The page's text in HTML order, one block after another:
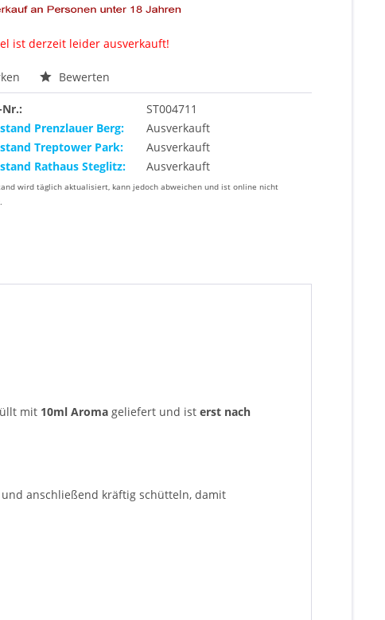
ist derzeit leider ausverkauft!
Bewerten
ST004711
Prenzlauer Berg:
Ausverkauft
Treptower Park:
Ausverkauft
Rathaus Steglitz:
Ausverkauft
wird täglich aktualisiert, kann jedoch abweichen und ist online nicht
mit 10ml Aroma geliefert und ist erst nach
anschließend kräftig schütteln, damit